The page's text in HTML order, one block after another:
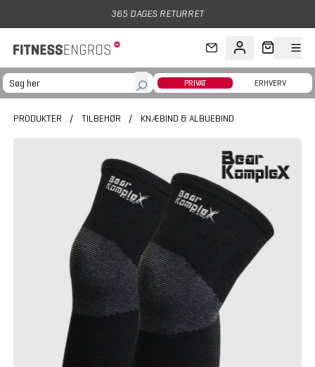
365 DAGES RETURRET
PRIVAT ERHVERV
PRODUKTER / TILBEHØR / KNÆBIND & ALBUEBIND